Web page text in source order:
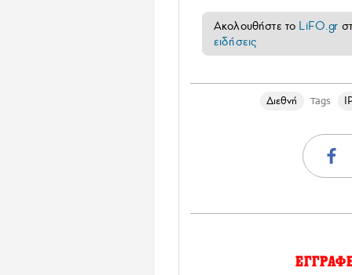
Ακολουθήστε το LiFO.gr
ειδήσεις
Διεθνή Tags